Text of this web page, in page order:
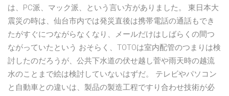
は、PC派、マック派、という言い方がありました。 東日本大
震災の時は、仙台市内では発災直後は携帯電話の通話もでき
たがすぐにつながらなくなり、メールだけはしばらくの間つ
ながっていたという おそらく、TOTOは室内配管のつまりは検
討したのだろうが、公共下水道の伏せ越し菅や雨天時の越流
水のことまで絵は検討していないはずだ。 テレビやパソコン
と自動車との違いは、製品の製造工程ですり合わせ技術が必